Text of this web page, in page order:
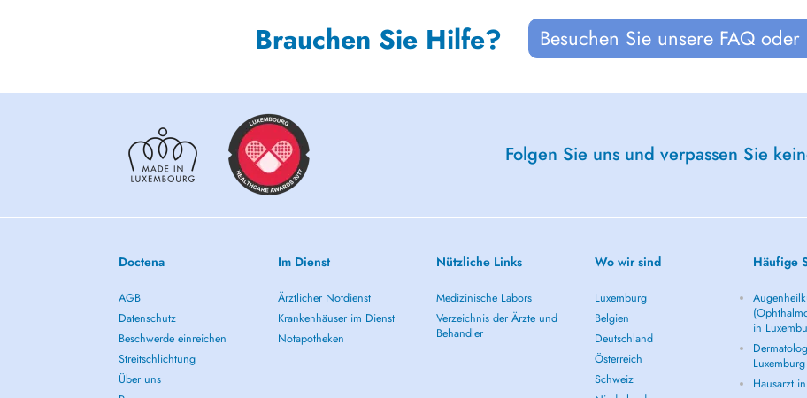
Brauchen Sie Hilfe? Besuchen Sie unsere FAQ
Folgen Sie uns und verpassen Sie
Doctena
AGB
Datenschutz
Beschwerde einreichen
Streitschlichtung
Über uns
Im Dienst
Ärztlicher Notdienst
Krankenhäuser im Dienst
Notapotheken
Nützliche Links
Medizinische Labors
Verzeichnis der Ärzte und
Behandler
Wo wir sind
Luxemburg
Belgien
Deutschland
Österreich
Schweiz
Häufige
in
Luxemburg
Hausarzt